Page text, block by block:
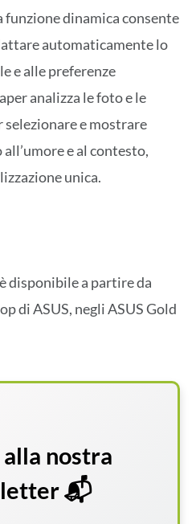
funzione dinamica consente
automaticamente lo
e alle preferenze
analizza le foto e le
selezionare e mostrare
e al contesto,
unica.
disponibile a partire da
di ASUS, negli ASUS Gold
nostra
📬